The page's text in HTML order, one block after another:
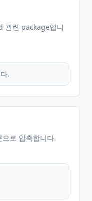
관련 package입니
.
로 압축합니다.